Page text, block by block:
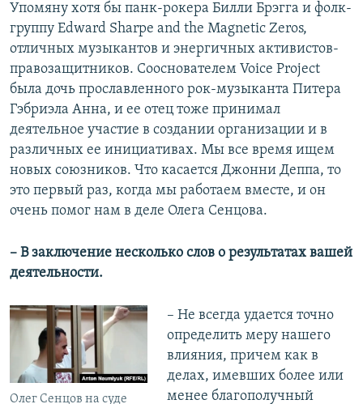
Упомяну хотя бы панк-рокера Билли Брэгга и фолк-
группу Edward Sharpe and the Magnetic Zeros,
отличных музыкантов и энергичных активистов-
правозащитников. Сооснователем Voice Project
была дочь прославленного рок-музыканта Питера
Гэбриэла Анна, и ее отец тоже принимал
деятельное участие в создании организации и в
различных ее инициативах. Мы все время ищем
новых союзников. Что касается Джонни Деппа, то
это первый раз, когда мы работаем вместе, и он
очень помог нам в деле Олега Сенцова.
– В заключение несколько слов о результатах вашей
деятельности.
Олег Сенцов на суде
– Не всегда удается точно
определить меру нашего
влияния, причем как в
делах, имевших более или
менее благополучный